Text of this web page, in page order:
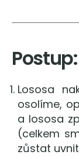
Postup:
Lososa
osolíme,
a lososa
(celkem
zůstat